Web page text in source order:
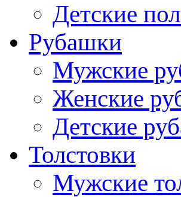
Детские
Рубашки
Мужские
Женские
Детские
Толстовки
Мужские